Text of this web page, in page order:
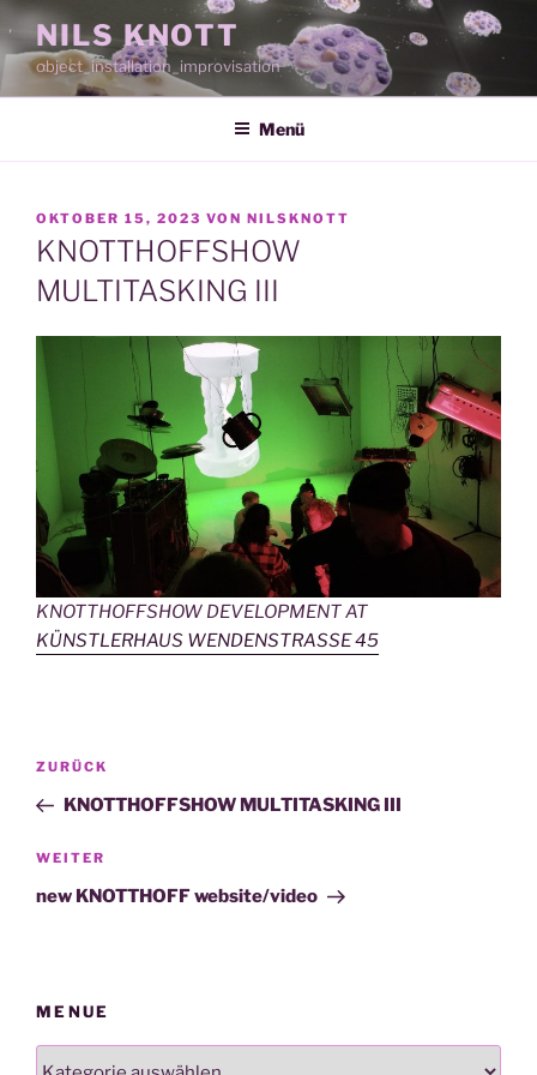
Zum
Inhalt
springen
NILS KNOTT
object_installation_improvisation
Menü
VERÖFFENTLICHT
AM
OKTOBER 15, 2023 VON NILSKNOTT
KNOTTHOFFSHOW
MULTITASKING III
KNOTTHOFFSHOW DEVELOPMENT AT
KÜNSTLERHAUS WENDENSTRASSE 45
Beitragsnavigation
Vorheriger
Beitrag
ZURÜCK
KNOTTHOFFSHOW MULTITASKING III
Nächster
Beitrag
WEITER
new KNOTTHOFF website/video
MENUE